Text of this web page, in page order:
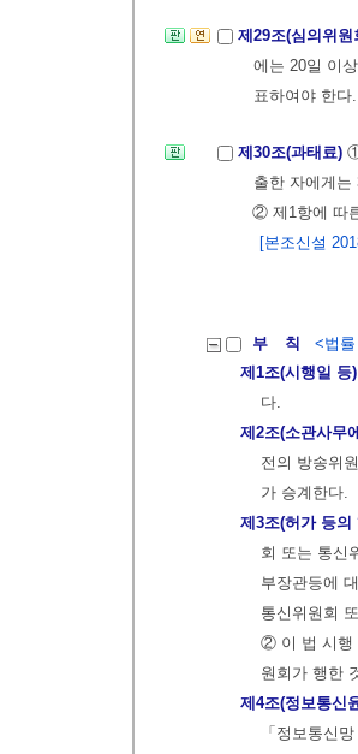
제29조(심의위
에는 20일 이
표하여야 한
제30조(과태료)
출한 자에게는
② 제1항에 따
[본조신설
부 칙
<법
제1조(시행일 등)
다.
제2조(소관사무
전의 방송위
가 승계한다.
제3조(허가 등의
회 또는 통신
부장관등에
통신위원회
② 이 법 시행
원회가 행한
제4조(정보통신
「정보통신